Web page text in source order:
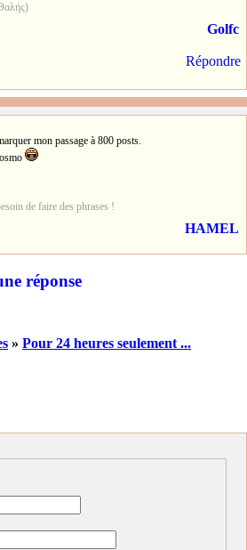
Golfc
Répondre
mon passage à 800 posts.
de faire des phrases !
HAMEL
réponse
» Pour 24 heures seulement ...